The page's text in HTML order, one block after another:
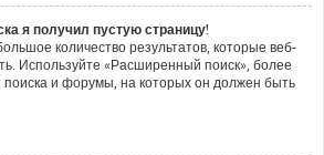
я получил пустую страницу!
количество результатов, которые веб-
Используйте «Расширенный поиск», более
поиска и форумы, на которых он должен быть